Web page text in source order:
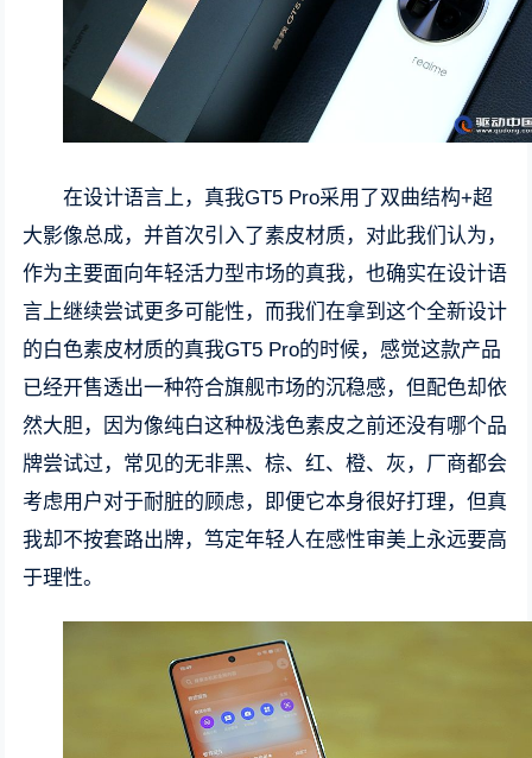
在设计语言上，真我GT5 Pro采用了双曲结构+超
大影像总成，并首次引入了素皮材质，对此我们认为，
作为主要面向年轻活力型市场的真我，也确实在设计语
言上继续尝试更多可能性，而我们在拿到这个全新设计
的白色素皮材质的真我GT5 Pro的时候，感觉这款产品
已经开售透出一种符合旗舰市场的沉稳感，但配色却依
然大胆，因为像纯白这种极浅色素皮之前还没有哪个品
牌尝试过，常见的无非黑、棕、红、橙、灰，厂商都会
考虑用户对于耐脏的顾虑，即便它本身很好打理，但真
我却不按套路出牌，笃定年轻人在感性审美上永远要高
于理性。